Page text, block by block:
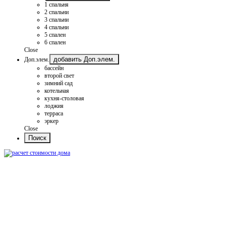
1 спальня
2 спальни
3 спальни
4 спальни
5 спален
6 спален
Close
Доп.элем.
добавить Доп.элем.
бассейн
второй свет
зимний сад
котельная
кухня-столовая
лоджия
терраса
эркер
Close